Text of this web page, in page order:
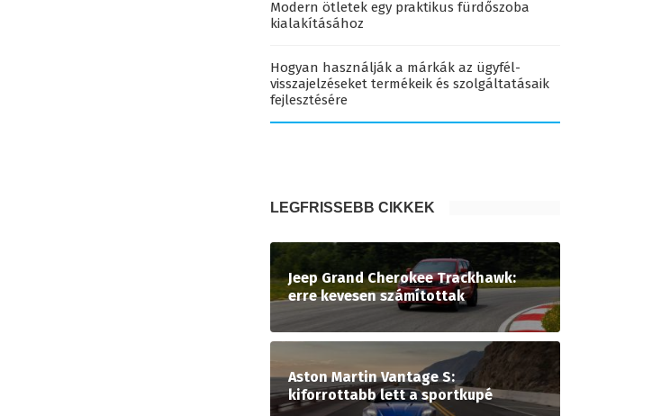
Modern ötletek egy praktikus fürdőszoba
kialakításához
Hogyan használják a márkák az ügyfél-
visszajelzéseket termékeik és szolgáltatásaik
fejlesztésére
LEGFRISSEBB CIKKEK
Jeep Grand Cherokee Trackhawk:
erre kevesen számítottak
Aston Martin Vantage S:
kiforrottabb lett a sportkupé